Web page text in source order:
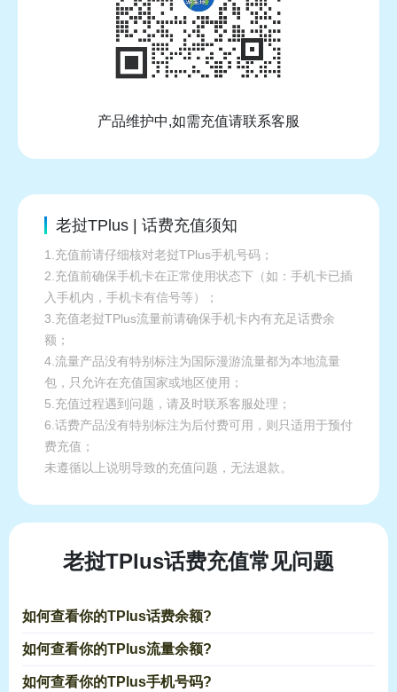
产品维护中,如需充值请联系客服
老挝TPlus | 话费充值须知
1.充值前请仔细核对老挝TPlus手机号码；
2.充值前确保手机卡在正常使用状态下（如：手机卡已插
入手机内，手机卡有信号等）；
3.充值老挝TPlus流量前请确保手机卡内有充足话费余
额；
4.流量产品没有特别标注为国际漫游流量都为本地流量
包，只允许在充值国家或地区使用；
5.充值过程遇到问题，请及时联系客服处理；
6.话费产品没有特别标注为后付费可用，则只适用于预付
费充值；
未遵循以上说明导致的充值问题，无法退款。
老挝TPlus话费充值常见问题
如何查看你的TPlus话费余额?
如何查看你的TPlus流量余额?
如何查看你的TPlus手机号码?